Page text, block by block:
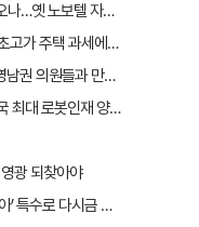
동성로에 글로벌 호텔 ‘그랜드 머큐어’ 오나…옛 노보텔 자리 사무실 개설
[부동산 세제개편안 뜯어보니] 수도권 초고가 주택 과세에만 초점…침체된 지방 부동산 대책은 없다
박근혜 전 대통령이 지방선거 후 다시 영남권 의원들과 만난 이유는?
[여기는 AI로봇 수도 대구입니다⑤] 전국 최대 로봇인재 양성소…“대구산업 맞춤형 교육과정 만들자”
광 되찾아야
[Y르포] 대구 교동귀금속거리, ‘랩 다이아’ 특수로 다시금 활기…“반짝 인기 의존 않는 지속 가능 성장 동력 마련해야”